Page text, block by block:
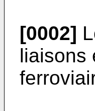
[0002]
liaisons